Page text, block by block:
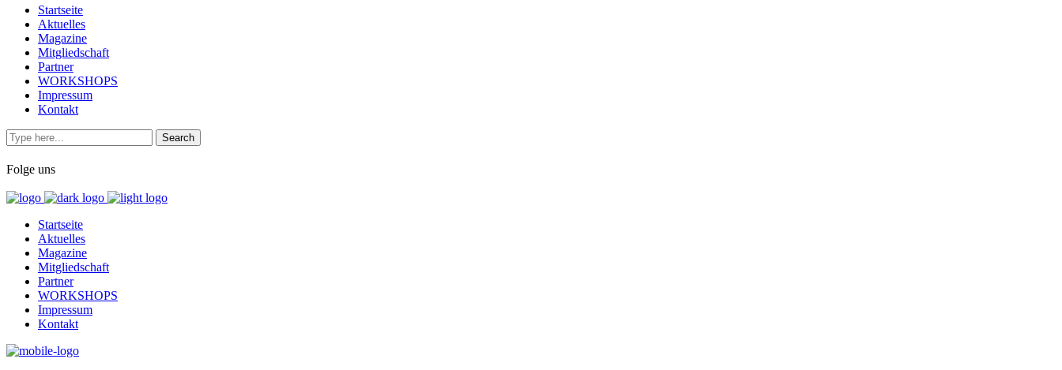
Startseite
Aktuelles
Magazine
Mitgliedschaft
Partner
WORKSHOPS
Impressum
Kontakt
Folge uns
Startseite
Aktuelles
Magazine
Mitgliedschaft
Partner
WORKSHOPS
Impressum
Kontakt